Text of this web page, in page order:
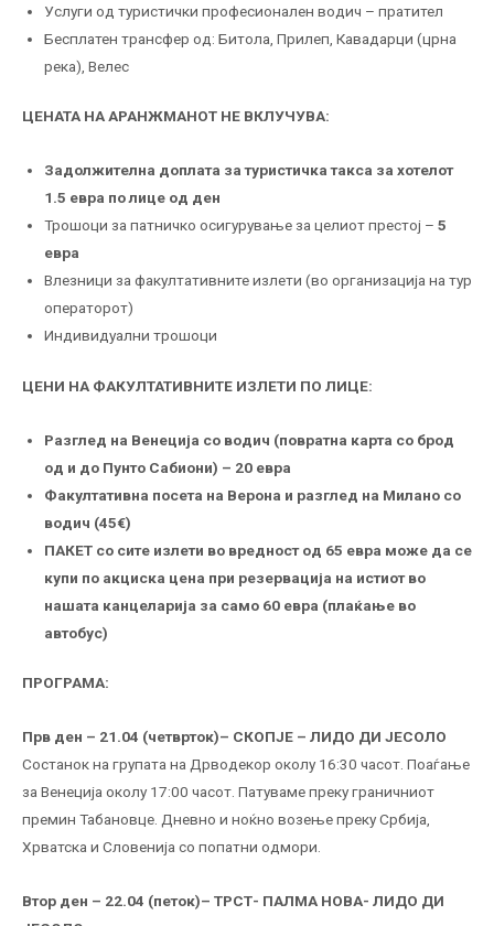
Услуги од туристички професионален водич – пратител
Бесплатен трансфер од: Битола, Прилеп, Кавадарци (црна
река), Велес
ЦЕНАТА НА АРАНЖМАНОТ НЕ ВКЛУЧУВА:
Задолжителна доплата за туристичка такса за хотелот
1.5 евра по лице од ден
Трошоци за патничко осигурување за целиот престој – 5
евра
Влезници за факултативните излети (во организација на тур
операторот)
Индивидуални трошоци
ЦЕНИ НА ФАКУЛТАТИВНИТЕ ИЗЛЕТИ ПО ЛИЦЕ:
Разглед на Венеција со водич (повратна карта со брод
од и до Пунто Сабиони) – 20 евра
Факултативна посета на Верона и разглед на Милано со
водич (45€)
ПАКЕТ со сите излети во вредност од 65 евра може да се
купи по акциска цена при резервација на истиот во
нашата канцеларија за само 60 евра (плаќање во
автобус)
ПРОГРАМА:
Прв ден – 21.04 (четврток)– СКОПЈЕ – ЛИДО ДИ ЈЕСОЛО
Состанок на групата на Дрводекор околу 16:30 часот. Поаѓање
за Венеција околу 17:00 часот. Патуваме преку граничниот
премин Табановце. Дневно и ноќно возење преку Србија,
Хрватска и Словенија со попатни одмори.
Втор ден – 22.04 (петок)– ТРСТ- ПАЛМА НОВА- ЛИДО ДИ